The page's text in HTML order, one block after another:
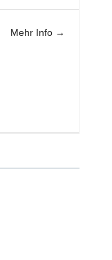
Mehr Info